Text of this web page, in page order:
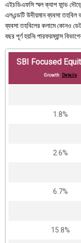
এইচডিএফসি স্মল ক্যাপ ফান্ড
এলএন্ডটি উদীয়মান ব্যবসা তহবিল
ব্যবসা তহবিলের কলামে কোনও
বছর পূর্ণ হয়নি৷ পারফরম্যান্স
SBI Focused
Growth Details
1.8%
2.6%
6.7%
15.8%